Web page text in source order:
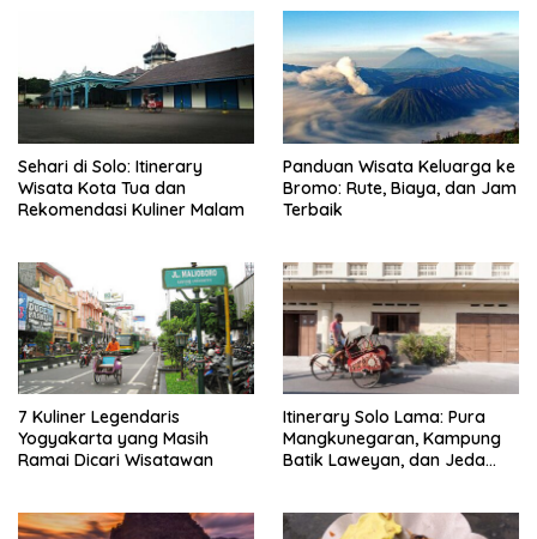
Sehari di Solo: Itinerary
Wisata Kota Tua dan
Rekomendasi Kuliner Malam
Panduan Wisata Keluarga ke
Bromo: Rute, Biaya, dan Jam
Terbaik
7 Kuliner Legendaris
Yogyakarta yang Masih
Ramai Dicari Wisatawan
Itinerary Solo Lama: Pura
Mangkunegaran, Kampung
Batik Laweyan, dan Jeda